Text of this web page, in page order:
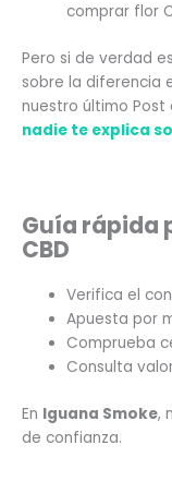
comprar flor
Pero si de verdad
sobre la diferencia
nuestro último Post
nadie te explica
Guía rápida
CBD
Verifica el
Apuesta por
Comprueba
Consulta
En Iguana Smoke,
de confianza.